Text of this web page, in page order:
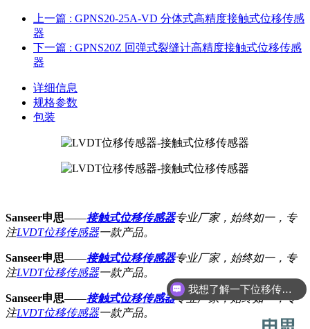
上一篇 : GPNS20-25A-VD 分体式高精度接触式位移传感
器
下一篇 : GPNS20Z 回弹式裂缝计高精度接触式位移传感
器
详细信息
规格参数
包装
Sanseer申思——接触式位移传感器专业厂家，始终如一，专
注LVDT位移传感器一款产品。
Sanseer申思——接触式位移传感器专业厂家，始终如一，专
注LVDT位移传感器一款产品。
Sanseer申思——接触式位移传感器专业厂家，始终如一，专
注LVDT位移传感器一款产品。
我想了解一下位移传感器